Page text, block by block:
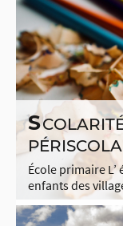
lure.com Office
S
École primaire
enfants des
élèves y sont
2009, l’école […]